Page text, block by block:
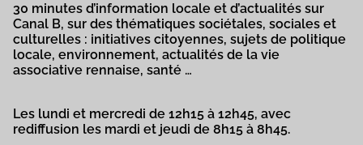
30 minutes d’information locale et d’actualités sur
Canal B, sur des thématiques sociétales, sociales et
culturelles : initiatives citoyennes, sujets de politique
locale, environnement, actualités de la vie
associative rennaise, santé …
Les lundi et mercredi de 12h15 à 12h45, avec
rediffusion les mardi et jeudi de 8h15 à 8h45.